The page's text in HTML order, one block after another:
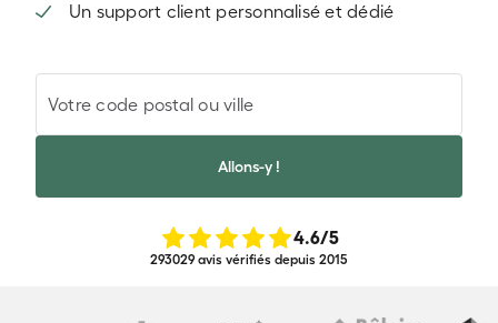
Un support client personnalisé et dédié
Votre code postal ou ville
Allons-y !
4.6/5
293029 avis vérifiés depuis 2015